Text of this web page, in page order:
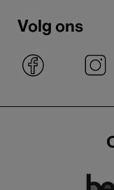
Volg ons